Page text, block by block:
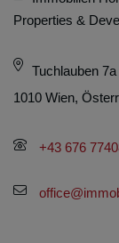
Properties &
Tuchlauben 7a
1010 Wien,
+43 676